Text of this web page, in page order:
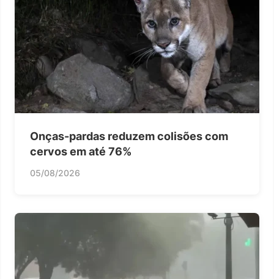
Onças-pardas reduzem colisões com
cervos em até 76%
05/08/2026